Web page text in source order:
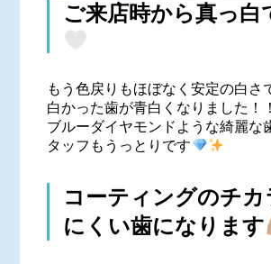
ご来店時から真っ白
もう色戻りもほぼなく安定の白さ
白かった歯が青白くなりました！！
ブルーダイヤモンドような綺麗な
タッフもうっとりです
コーティングのチカ
にくい歯になります